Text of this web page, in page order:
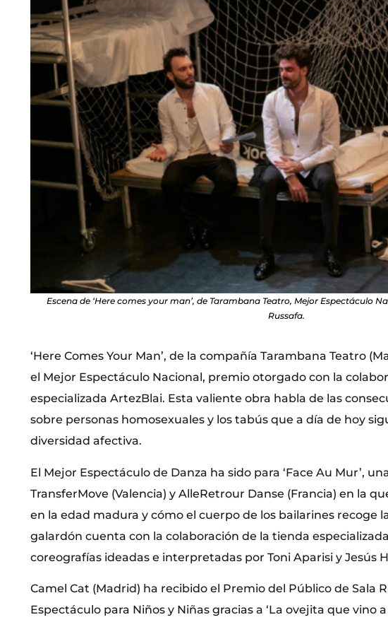
Escena de ‘Here comes your man’, de Tarambana Teatro, Mejor Espectáculo
Russafa.
‘Here Comes Your Man’, de la compañía Tarambana Teatro
el Mejor Espectáculo Nacional, premio otorgado con la
especializada ArtezBlai. Esta valiente obra habla de las
sobre personas homosexuales y los tabús que a día de hoy
diversidad afectiva.
El Mejor Espectáculo de Danza ha sido para ‘Face Au Mur’,
TransferMove (Valencia) y AlleRetrour Danse (Francia) en la
en la edad madura y cómo el cuerpo de los bailarines recoge
galardón cuenta con la colaboración de la tienda
coreografías ideadas e interpretadas por Toni Aparisi y Jesús
Camel Cat (Madrid) ha recibido el Premio del Público de Sala
Espectáculo para Niños y Niñas gracias a ‘La ovejita que vino